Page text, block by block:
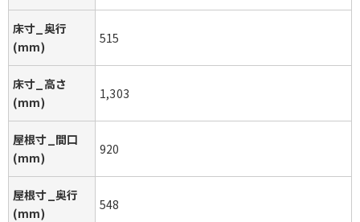
床寸_奥行
(mm)
515
床寸_高さ
(mm)
1,303
屋根寸_間口
(mm)
920
屋根寸_奥行
(mm)
548